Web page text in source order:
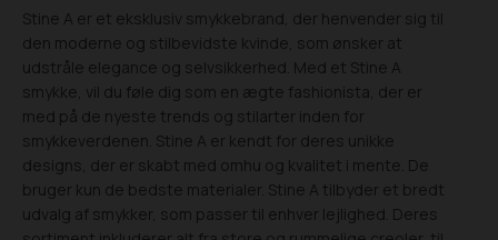
Stine A er et eksklusiv smykkebrand, der henvender sig til
den moderne og stilbevidste kvinde, som ønsker at
udstråle elegance og selvsikkerhed. Med et Stine A
smykke, vil du føle dig som en ægte fashionista, der er
med på de nyeste trends og stilarter inden for
smykkeverdenen. Stine A er kendt for deres unikke
designs, der er skabt med omhu og kvalitet i mente. De
bruger kun de bedste materialer. Stine A tilbyder et bredt
udvalg af smykker, som passer til enhver lejlighed. Deres